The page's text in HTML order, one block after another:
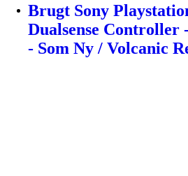
Brugt Sony
Dualsense Controller
- Som Ny / Volcanic